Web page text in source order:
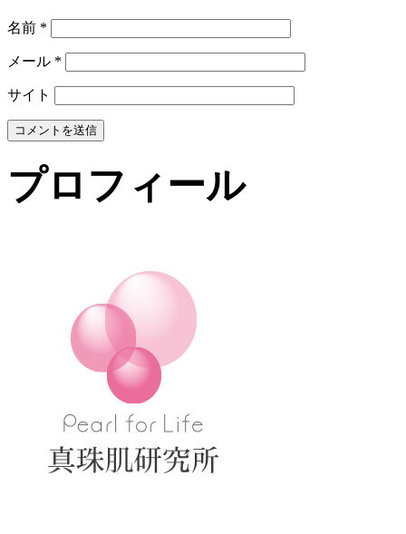
名前 *
メール *
サイト
プロフィール